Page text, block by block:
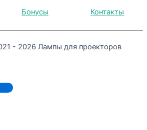
Бонусы Контакты
- 2026 Лампы для проекторов